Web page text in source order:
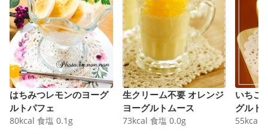
はちみつレモンのヨーグ
ルトパフェ
80kcal 食塩 0.1 g
生クリーム不要 オレンジ
ヨーグルトムース
73kcal 食塩 0.0g
いちご
グルト
55kcal